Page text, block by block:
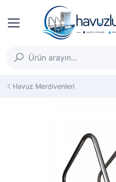
Havuz Merdivenleri